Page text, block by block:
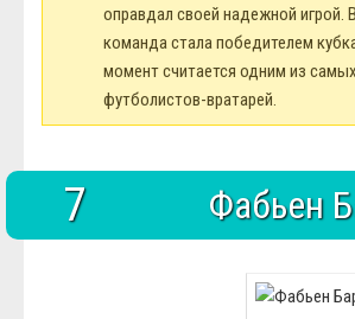
оправдал своей надежной игрой.
команда стала победителем
момент считается одним из
футболистов-вратарей.
7 Фабьен